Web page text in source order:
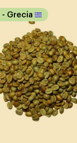
- Grecia